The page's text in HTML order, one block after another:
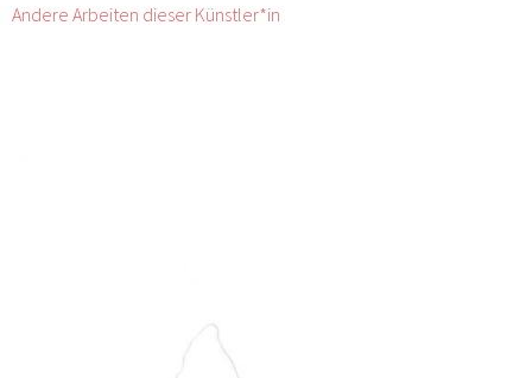
Andere Arbeiten dieser Künstler*in